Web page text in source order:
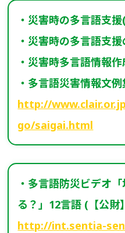
・災害時の多言語支
・災害時の多言語支
・災害時多言語情報
・多言語災害情報文
http://
go/saigai.html
・多言語防災ビデオ
る？」12言語 (【公財
http://int.sentia-